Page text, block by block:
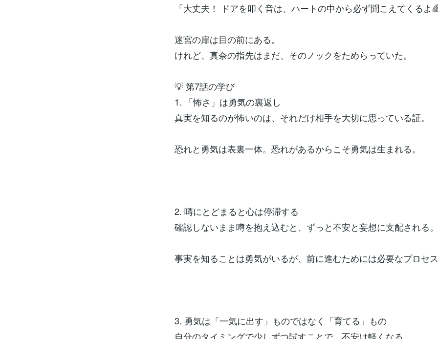
「大丈夫！ ドアを叩く音は、ハートの中から必ず聞こえてくるよ
迷宮の扉は目の前にある。
けれど、真奈の指先はまだ、そのノックをためらっていた。
💡 第7話の学び
1. 「怖さ」は勇気の裏返し
真実を知るのが怖いのは、それだけ相手を大切に思っている証。
恐れと勇気は表裏一体。恐れがあるからこそ勇気は生まれる。
2. 噂にとどまると心は停滞する
確認しないまま噂を抱え込むと、ずっと不安と妄想に支配される。
事実を知ることは勇気がいるが、前に進むためには必要なプロセ
3. 勇気は「一気に出す」ものではなく「育てる」もの
自分のタイミングで少しずつ試すことで、不安は軽くなる。